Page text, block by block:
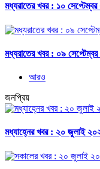
মধ্যরাতের খবর : ১০
মধ্যরাতের খবর : ০৯
আরও
জনপ্রিয়
মধ্যাহ্নের খবর : ২০ জুলাই